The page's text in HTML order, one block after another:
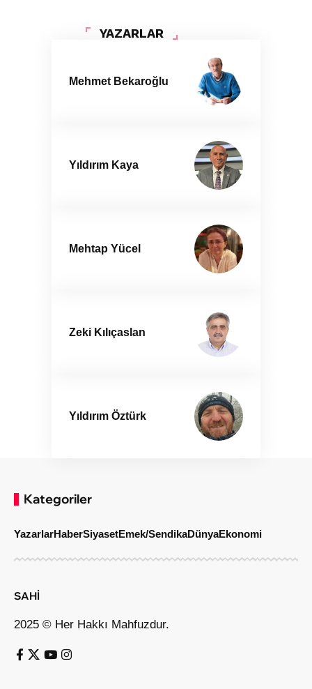
YAZARLAR
Mehmet Bekaroğlu
Yıldırım Kaya
Mehtap Yücel
Zeki Kılıçaslan
Yıldırım Öztürk
Kategoriler
YazarlarHaberSiyasetEmek/SendikaDünyaEkonomi
SAHİ
2025 © Her Hakkı Mahfuzdur.